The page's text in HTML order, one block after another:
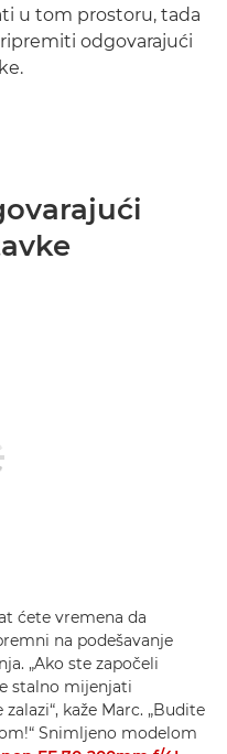
u tom prostoru, tada
odgovarajući
ćete vremena da
na podešavanje
„Ako ste započeli
stalno mijenjati
kaže Marc. „Budite
Snimljeno modelom